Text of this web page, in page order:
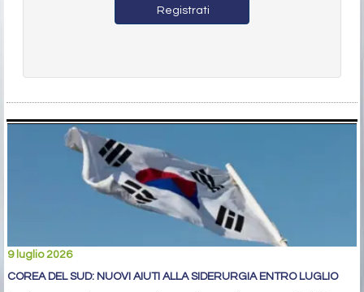
Registrati
9 luglio 2026
COREA DEL SUD: NUOVI AIUTI ALLA SIDERURGIA ENTRO LUGLIO